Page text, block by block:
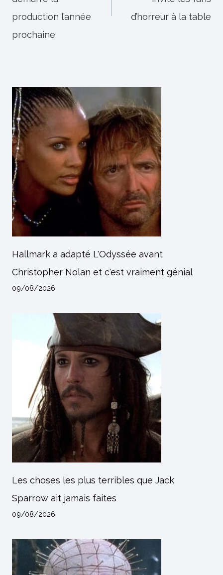
production l’année
prochaine
d’horreur à la table
Hallmark a adapté L'Odyssée avant
Christopher Nolan et c'est vraiment génial
09/08/2026
Les choses les plus terribles que Jack
Sparrow ait jamais faites
09/08/2026